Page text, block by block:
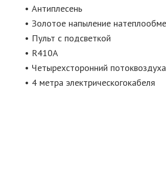
• Антиплесень
• Золотое напыление
• Пульт с подсветкой
• R410A
• Четырехсторонний потоквоздуха
• 4 метра электрическогокабеля